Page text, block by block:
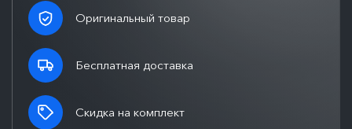
Оригинальный товар
Бесплатная доставка
Скидка на комплект